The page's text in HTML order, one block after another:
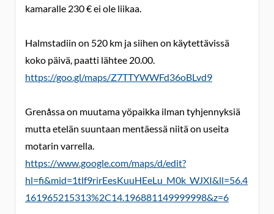
kamaralle 230 € ei ole liikaa.
Halmstadiin on 520 km ja siihen on käytettävissä
koko päivä, paatti lähtee 20.00.
https://goo.gl/maps/Z7TTYWWFd36oBLvd9
Grenåssa on muutama yöpaikka ilman tyhjennyksiä
mutta etelän suuntaan mentäessä niitä on useita
motarin varrella.
https://www.google.com/maps/d/edit?
hl=fi&mid=1tlf9rirEesKuuHEeLu_M0k_WJXI&ll=56.4
161965215313%2C14.196881149999998&z=6